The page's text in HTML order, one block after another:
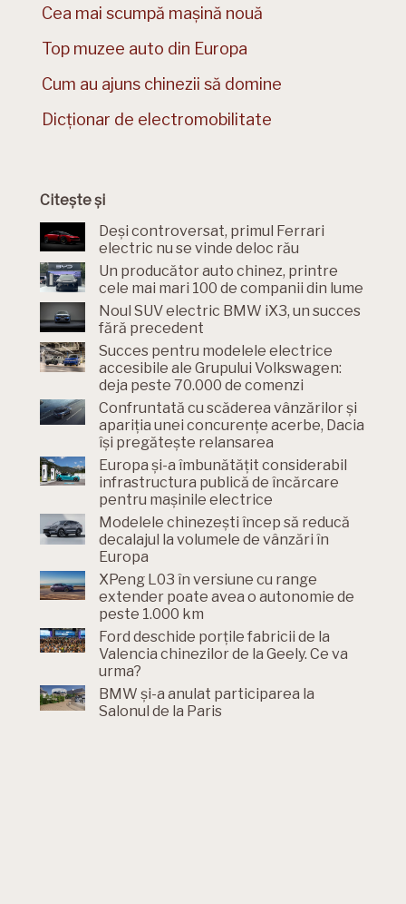
Cea mai scumpă mașină nouă
Top muzee auto din Europa
Cum au ajuns chinezii să domine
Dicționar de electromobilitate
Citește și
Deși controversat, primul Ferrari
electric nu se vinde deloc rău
Un producător auto chinez, printre
cele mai mari 100 de companii din lume
Noul SUV electric BMW iX3, un succes
fără precedent
Succes pentru modelele electrice
accesibile ale Grupului Volkswagen:
deja peste 70.000 de comenzi
Confruntată cu scăderea vânzărilor și
apariția unei concurențe acerbe, Dacia
își pregătește relansarea
Europa și-a îmbunătățit considerabil
infrastructura publică de încărcare
pentru mașinile electrice
Modelele chinezești încep să reducă
decalajul la volumele de vânzări în
Europa
XPeng L03 în versiune cu range
extender poate avea o autonomie de
peste 1.000 km
Ford deschide porțile fabricii de la
Valencia chinezilor de la Geely. Ce va
urma?
BMW și-a anulat participarea la
Salonul de la Paris